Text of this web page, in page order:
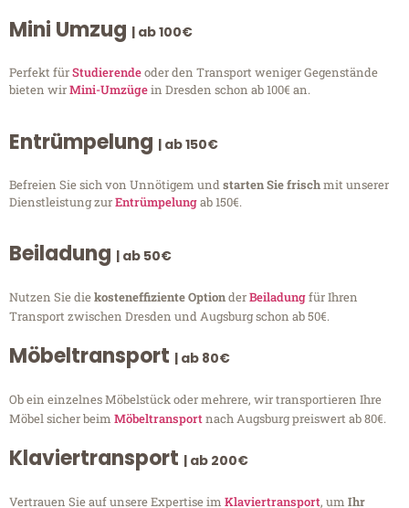
Mini Umzug | ab 100€
Perfekt fürStudierendeoder den Transport weniger Gegenstände
bieten wirMini-Umzügein Dresden schon ab 100€ an.
Entrümpelung | ab 150€
Befreien Sie sich von Unnötigem undstarten Sie frischmit unserer
Dienstleistung zurEntrümpelungab 150€.
Beiladung | ab 50€
Nutzen Sie diekosteneffiziente OptionderBeiladungfür Ihren
Transport zwischen Dresden und Augsburg schon ab 50€.
Möbeltransport | ab 80€
Ob ein einzelnes Möbelstück oder mehrere, wir transportieren Ihre
Möbel sicher beim Möbeltransportnach Augsburg preiswert ab 80€.
Klaviertransport | ab 200€
Vertrauen Sie auf unsere Expertise im Klaviertransport, um Ihr